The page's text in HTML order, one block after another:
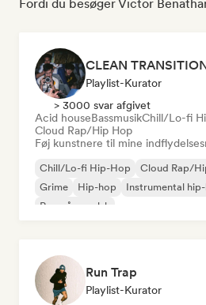
Fordi du besøger Victor
CLEAN
Playlist-Kurator
> 3000 svar afgivet
Acid houseBassmusikChill/Lo-fi
Cloud Rap/Hip Hop
Føj kunstnere til mine
Chill/Lo-fi Hip-Hop Cloud Rap/
Grime
Hip-hop Instrumental
Rap på engelsk
Run Trap
Playlist-Kurator